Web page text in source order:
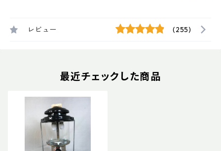
レビュー (255)
最近チェックした商品